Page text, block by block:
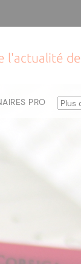
l'actualité
PRO